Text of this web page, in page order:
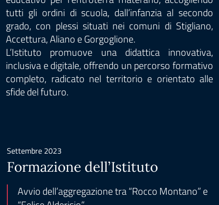
tutti gli ordini di scuola, dall’infanzia al secondo
grado, con plessi situati nei comuni di Stigliano,
Accettura, Aliano e Gorgoglione.
L’Istituto promuove una didattica innovativa,
inclusiva e digitale, offrendo un percorso formativo
completo, radicato nel territorio e orientato alle
sfide del futuro.
Settembre 2023
Formazione dell’Istituto
Avvio dell’aggregazione tra “Rocco Montano” e